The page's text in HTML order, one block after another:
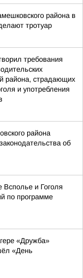
района в
тротуар
требования
района, страдающих
и употребления
района
об
и Гоголя
по программе
«Дружба»
«День